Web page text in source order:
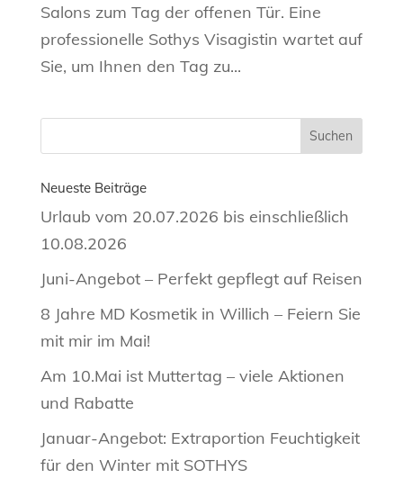
Salons zum Tag der offenen Tür. Eine
professionelle Sothys Visagistin wartet auf
Sie, um Ihnen den Tag zu...
Neueste Beiträge
Urlaub vom 20.07.2026 bis einschließlich
10.08.2026
Juni-Angebot – Perfekt gepflegt auf Reisen
8 Jahre MD Kosmetik in Willich – Feiern Sie
mit mir im Mai!
Am 10.Mai ist Muttertag – viele Aktionen
und Rabatte
Januar-Angebot: Extraportion Feuchtigkeit
für den Winter mit SOTHYS